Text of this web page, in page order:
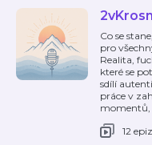
Co se
pro
Realita,
které se
sdílí
práce v
momentů,
12